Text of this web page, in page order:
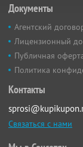
Документы
Агентский
Лицензионный
Публичная
Политика
Контакты
Связаться с нами